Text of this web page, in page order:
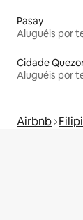
Pasay
Aluguéis por
Cidade
Aluguéis por
Airbnb